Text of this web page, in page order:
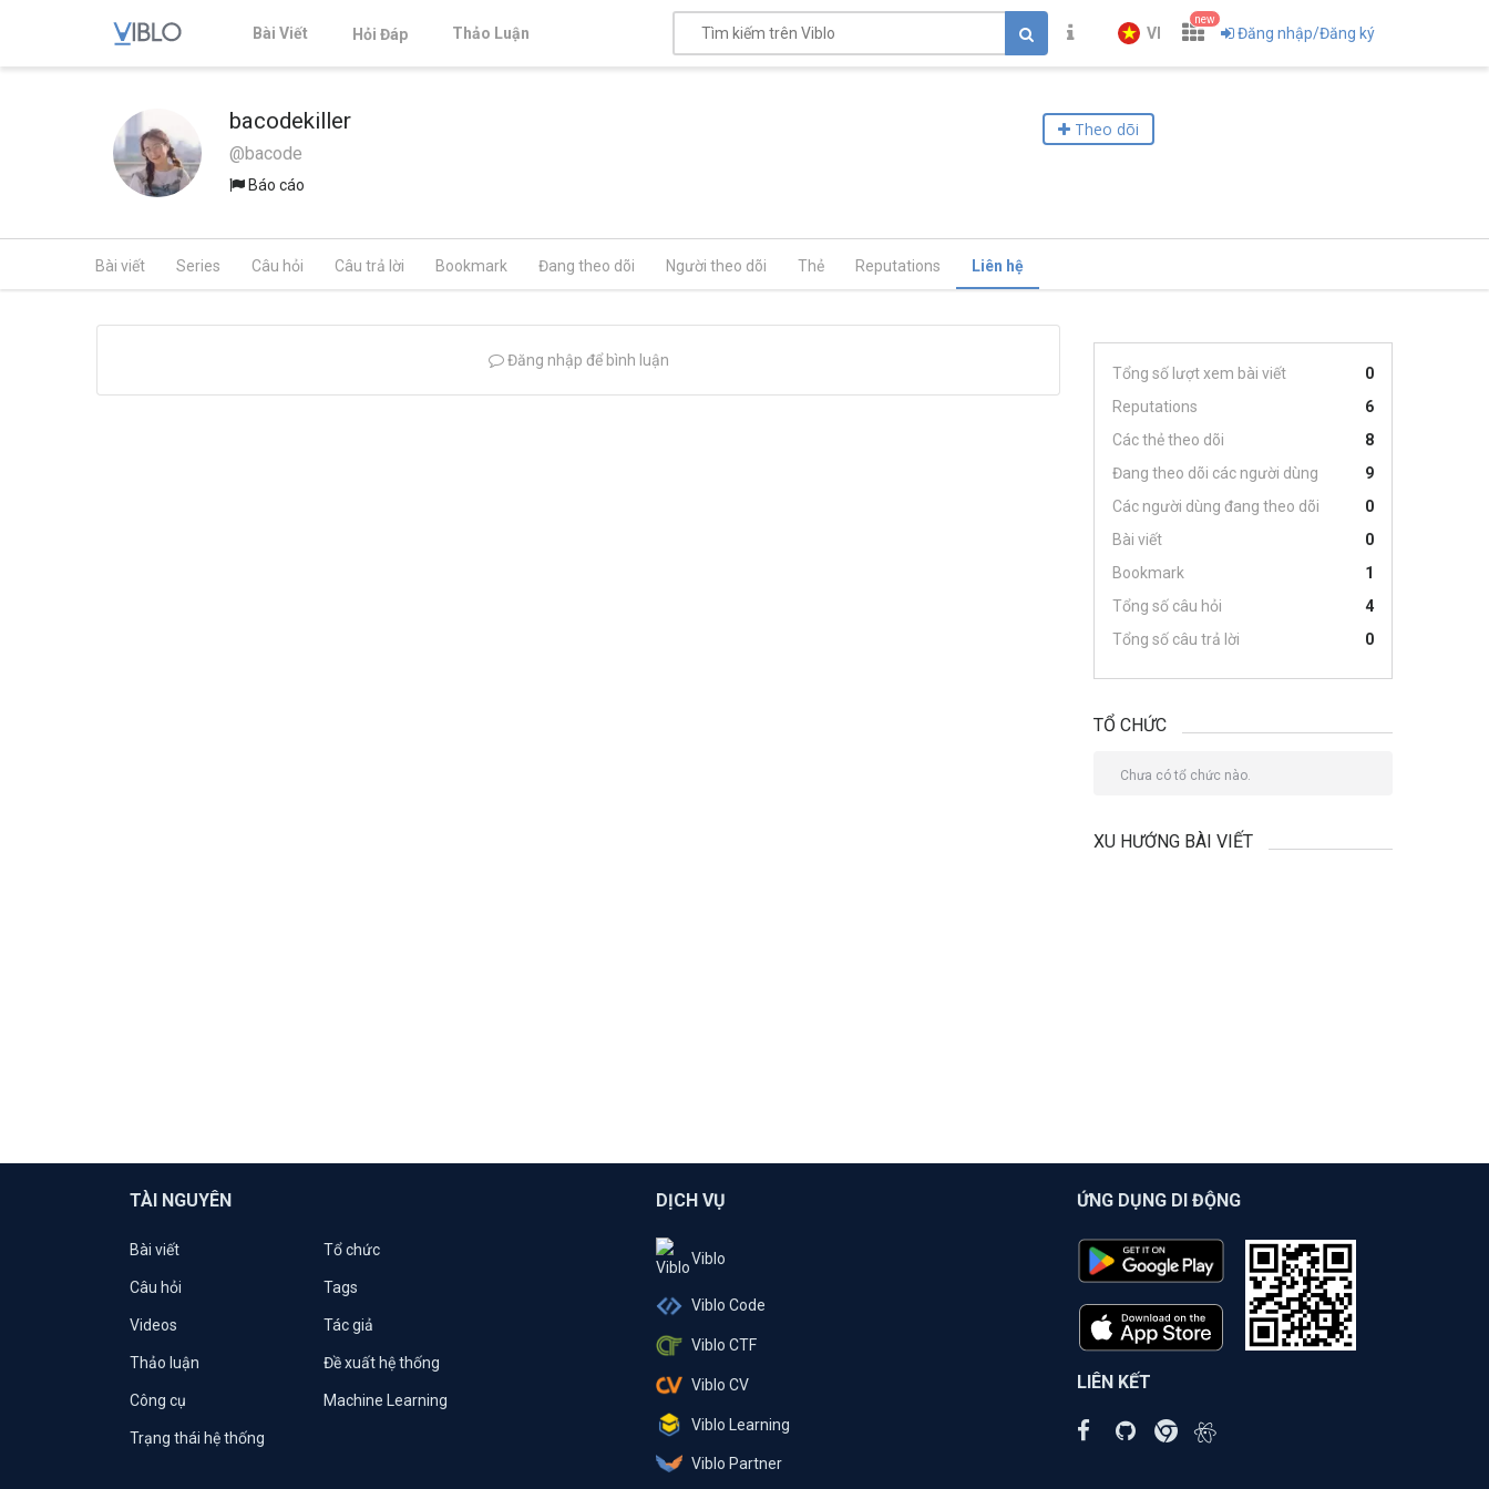
Bài Viết Hỏi Đáp Thảo Luận VI
new
Đăng nhập/Đăng ký
bacodekiller
@bacode
Báo cáo
Theo dõi
Bài viết Series Câu hỏi Câu trả lời Bookmark Đang theo dõi Người theo dõi Thẻ Reputations Liên hệ
Đăng nhập để bình luận
Tổng số lượt xem bài viết
0
Reputations
6
Các thẻ theo dõi
8
Đang theo dõi các người dùng
9
Các người dùng đang theo dõi
0
Bài viết
0
Bookmark
1
Tổng số câu hỏi
4
Tổng số câu trả lời
0
TỔ CHỨC
Chưa có tổ chức nào.
XU HƯỚNG BÀI VIẾT
TÀI NGUYÊN
Bài viết Tổ chức
Câu hỏi Tags
Videos Tác giả
Thảo luận Đề xuất hệ thống
Công cụ Machine Learning
Trạng thái hệ thống
DỊCH VỤ
Viblo
Viblo Code
Viblo CTF
Viblo CV
Viblo Learning
Viblo Partner
ỨNG DỤNG DI ĐỘNG
LIÊN KẾT